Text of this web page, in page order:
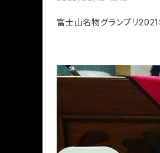
富士山名物グランプリ2021